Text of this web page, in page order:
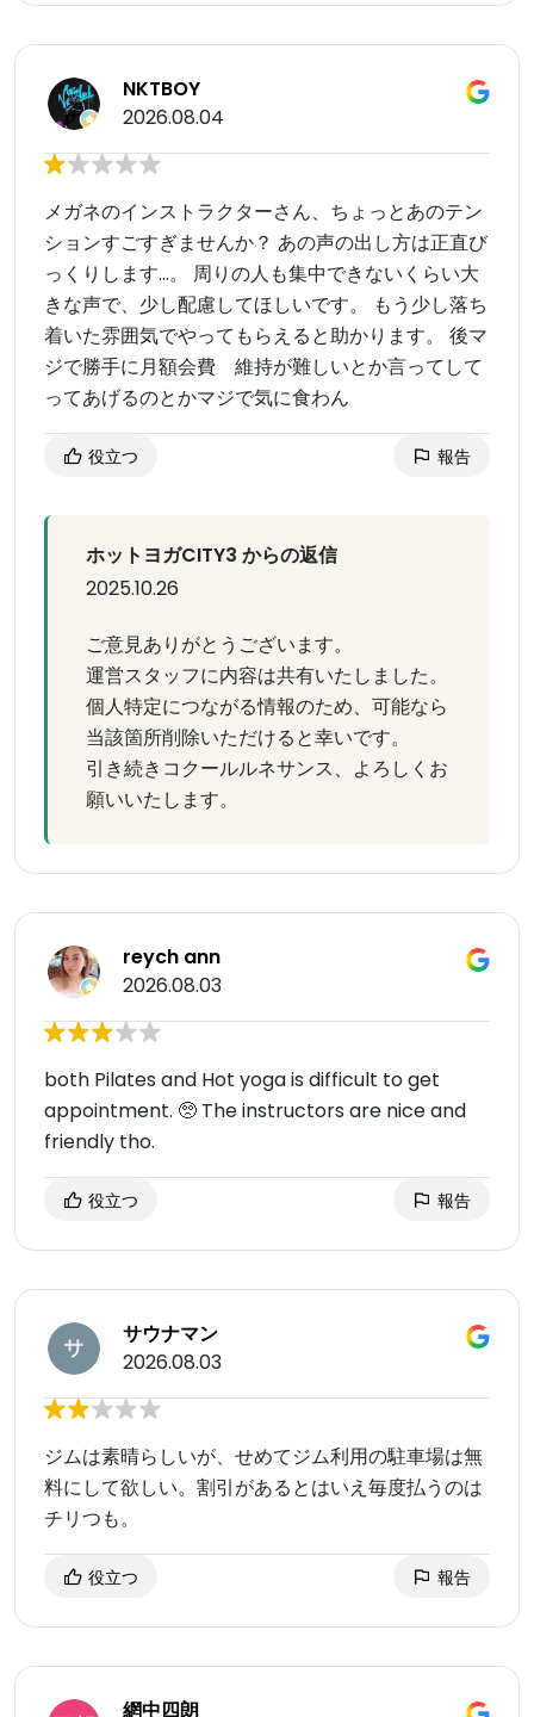
NKTBOY
2026.08.04
メガネのインストラクターさん、ちょっとあのテン
ションすごすぎませんか？ あの声の出し方は正直び
っくりします…。 周りの人も集中できないくらい大
きな声で、少し配慮してほしいです。 もう少し落ち
着いた雰囲気でやってもらえると助かります。 後マ
ジで勝手に月額会費 維持が難しいとか言ってして
ってあげるのとかマジで気に食わん
役立つ 報告
ホットヨガCITY3 からの返信
2025.10.26
ご意見ありがとうございます。
運営スタッフに内容は共有いたしました。
個人特定につながる情報のため、可能なら
当該箇所削除いただけると幸いです。
引き続きコクールルネサンス、よろしくお
願いいたします。
reych ann
2026.08.03
both Pilates and Hot yoga is difficult to get
appointment. 🥺 The instructors are nice and
friendly tho.
役立つ 報告
サウナマン
2026.08.03
ジムは素晴らしいが、せめてジム利用の駐車場は無
料にして欲しい。割引があるとはいえ毎度払うのは
チリつも。
役立つ 報告
網中四朗